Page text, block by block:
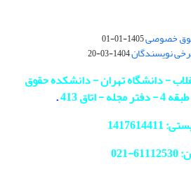
خصوصی1405-01-01
نویسندگان1404-03-20
- دانشگاه تهران - دانشکده حقوق
اتاق 413
.
021